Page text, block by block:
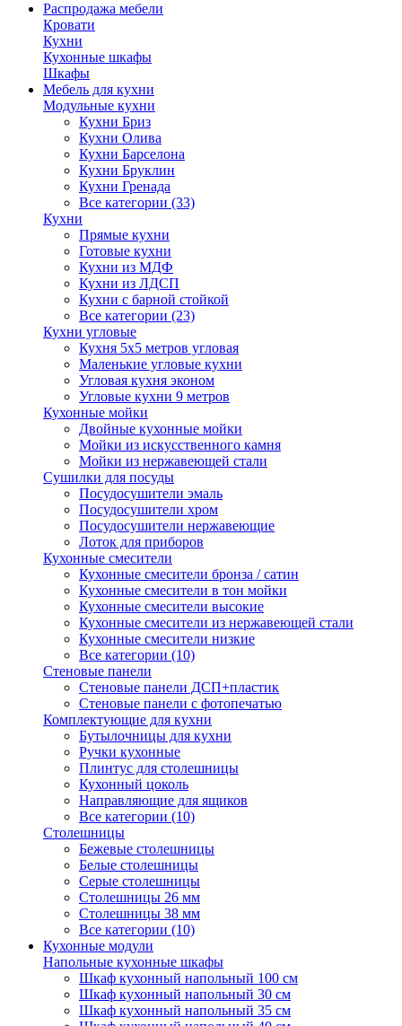
Распродажа мебели
Кровати
Кухни
Кухонные шкафы
Шкафы
Мебель для кухни
Модульные кухни
Кухни Бриз
Кухни Олива
Кухни Барселона
Кухни Бруклин
Кухни Гренада
Все категории (33)
Кухни
Прямые кухни
Готовые кухни
Кухни из МДФ
Кухни из ЛДСП
Кухни с барной стойкой
Все категории (23)
Кухни угловые
Кухня 5х5 метров угловая
Маленькие угловые кухни
Угловая кухня эконом
Угловые кухни 9 метров
Кухонные мойки
Двойные кухонные мойки
Мойки из искусственного камня
Мойки из нержавеющей стали
Сушилки для посуды
Посудосушители эмаль
Посудосушители хром
Посудосушители нержавеющие
Лоток для приборов
Кухонные смесители
Кухонные смесители бронза / сатин
Кухонные смесители в тон мойки
Кухонные смесители высокие
Кухонные смесители из нержавеющей стали
Кухонные смесители низкие
Все категории (10)
Стеновые панели
Стеновые панели ДСП+пластик
Стеновые панели с фотопечатью
Комплектующие для кухни
Бутылочницы для кухни
Ручки кухонные
Плинтус для столешницы
Кухонный цоколь
Направляющие для ящиков
Все категории (10)
Столешницы
Бежевые столешницы
Белые столешницы
Серые столешницы
Столешницы 26 мм
Столешницы 38 мм
Все категории (10)
Кухонные модули
Напольные кухонные шкафы
Шкаф кухонный напольный 100 см
Шкаф кухонный напольный 30 см
Шкаф кухонный напольный 35 см